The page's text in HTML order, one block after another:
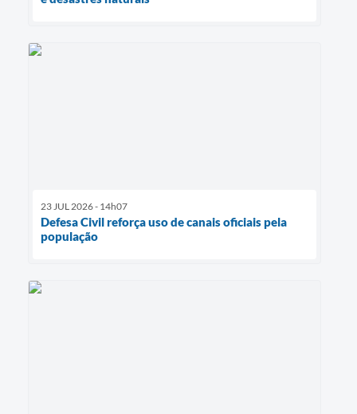
23 JUL 2026 - 14h07
Defesa Civil reforça uso de canais oficiais pela
população